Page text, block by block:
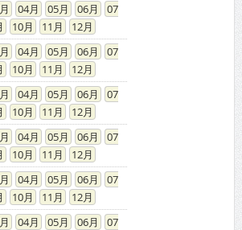
04 05 06
07
10 11
12
04 05 06
07
10 11
12
04 05 06
07
10 11
12
04 05 06
07
10 11
12
04 05 06
07
10 11
12
04 05 06
07